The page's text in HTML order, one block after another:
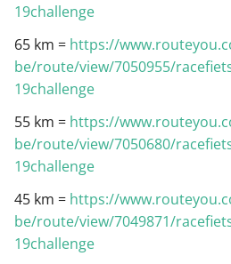
19challenge
65 km = https://
be/route/view/7050955/
19challenge
55 km = https://
be/route/view/7050680/
19challenge
45 km = https://
be/route/view/7049871/
19challenge